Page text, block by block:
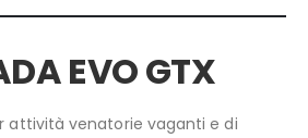
EVO GTX
attività venatorie vaganti e di